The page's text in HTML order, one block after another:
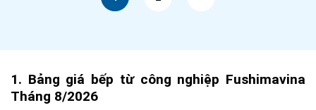
1. Bảng giá bếp từ công nghiệp Fushimavina
Tháng 8/2026